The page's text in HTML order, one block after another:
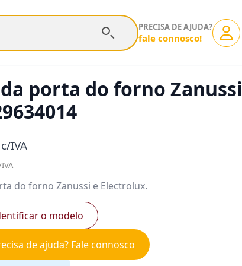
PRECISA DE AJUDA?
fale connosco!
porta do forno Zanussi
c/IVA
do forno Zanussi e Electrolux.
o modelo
de ajuda? Fale connosco